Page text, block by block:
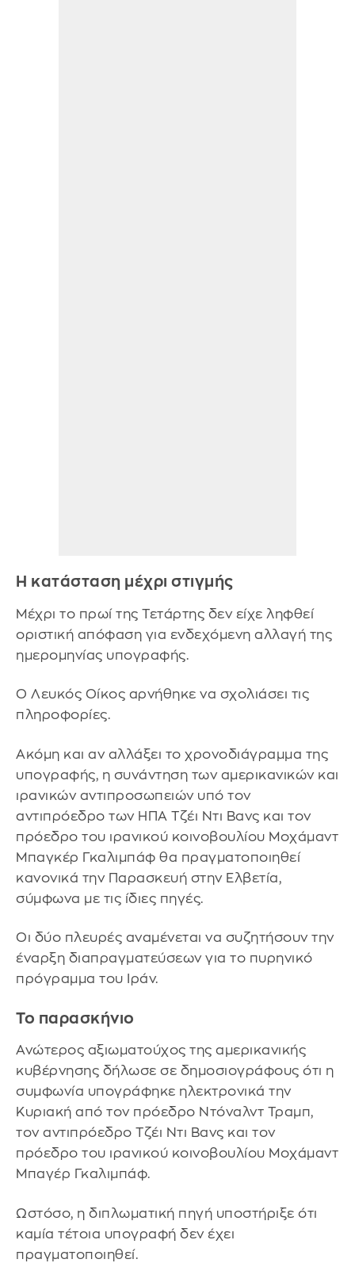
Η κατάσταση μέχρι στιγμής
Μέχρι το πρωί της Τετάρτης δεν είχε ληφθεί
οριστική απόφαση για ενδεχόμενη αλλαγή της
ημερομηνίας υπογραφής.
Ο Λευκός Οίκος αρνήθηκε να σχολιάσει τις
πληροφορίες.
Ακόμη και αν αλλάξει το χρονοδιάγραμμα της
υπογραφής, η συνάντηση των αμερικανικών και
ιρανικών αντιπροσωπειών υπό τον
αντιπρόεδρο των ΗΠΑ Τζέι Ντι Βανς και τον
πρόεδρο του ιρανικού κοινοβουλίου Μοχάμαντ
Μπαγκέρ Γκαλιμπάφ θα πραγματοποιηθεί
κανονικά την Παρασκευή στην Ελβετία,
σύμφωνα με τις ίδιες πηγές.
Οι δύο πλευρές αναμένεται να συζητήσουν την
έναρξη διαπραγματεύσεων για το πυρηνικό
πρόγραμμα του Ιράν.
Το παρασκήνιο
Ανώτερος αξιωματούχος της αμερικανικής
κυβέρνησης δήλωσε σε δημοσιογράφους ότι η
συμφωνία υπογράφηκε ηλεκτρονικά την
Κυριακή από τον πρόεδρο Ντόναλντ Τραμπ,
τον αντιπρόεδρο Τζέι Ντι Βανς και τον
πρόεδρο του ιρανικού κοινοβουλίου Μοχάμαντ
Μπαγέρ Γκαλιμπάφ.
Ωστόσο, η διπλωματική πηγή υποστήριξε ότι
καμία τέτοια υπογραφή δεν έχει
πραγματοποιηθεί.